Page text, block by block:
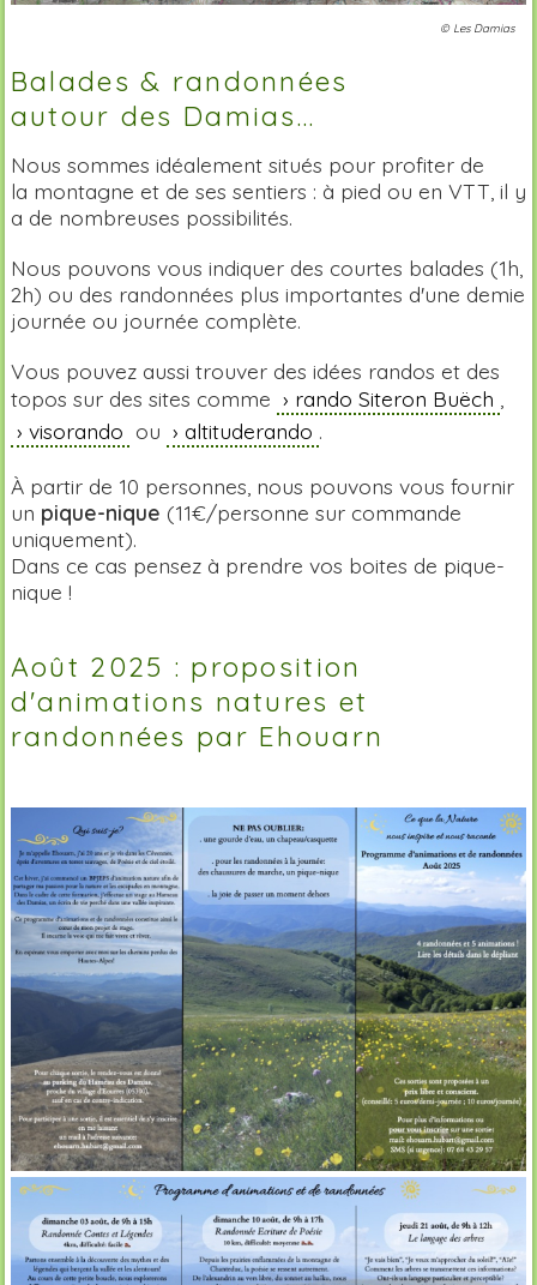
© Les Damias
Balades & randonnées
autour des Damias...
Nous sommes idéalement situés pour profiter de
la montagne et de ses sentiers : à pied ou en VTT, il y
a de nombreuses possibilités.
Nous pouvons vous indiquer des courtes balades (1h,
2h) ou des randonnées plus importantes d'une demie
journée ou journée complète.
Vous pouvez aussi trouver des idées randos et des
topos sur des sites comme
rando Siteron Buëch
visorando ou altituderando .
À partir de 10 personnes, nous pouvons vous fournir
un pique-nique (11€/personne sur commande
uniquement).
Dans ce cas pensez à prendre vos boites de pique-
nique !
Août 2025 : proposition
d'animations natures et
randonnées par Ehouarn